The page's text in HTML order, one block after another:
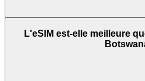
L'eSIM est-elle meilleure